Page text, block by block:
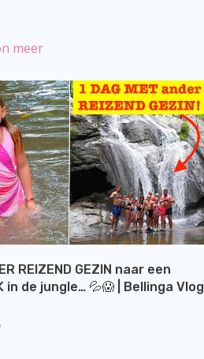
meer
REIZEND GEZIN naar een
in de jungle… 💦😱 | Bellinga Vlog